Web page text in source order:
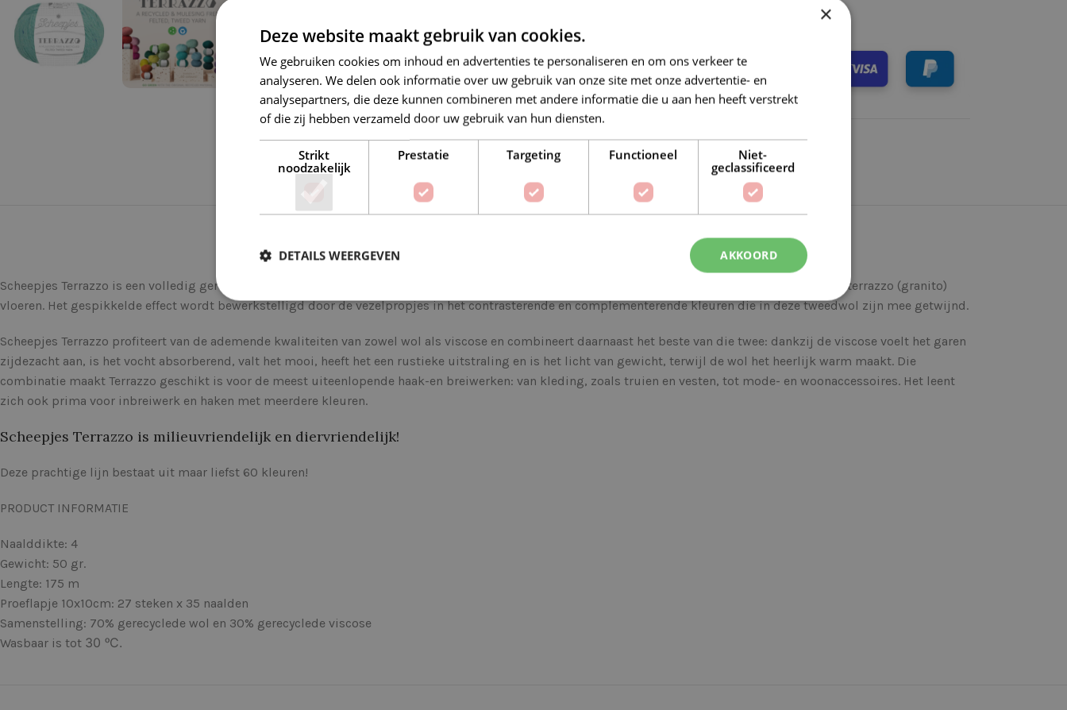
Op verlanglijstje Delen:
Scheepjes Terrazzo is een volledig gerecyclede wol-viscosemix met een luxe uitstraling en een subtiel gespikkeld kleureffect, dat doet denken aan terrazzo (granito)
vloeren. Het gespikkelde effect wordt bewerkstelligd door de vezelpropjes in het contrasterende en complementerende kleuren die in deze tweedwol zijn mee getwijnd.
Scheepjes Terrazzo profiteert van de ademende kwaliteiten van zowel wol als viscose en combineert daarnaast het beste van die twee: dankzij de viscose voelt het garen
zijdezacht aan, is het vocht absorberend, valt het mooi, heeft het een rustieke uitstraling en is het licht van gewicht, terwijl de wol het heerlijk warm maakt. Die
combinatie maakt Terrazzo geschikt is voor de meest uiteenlopende haak-en breiwerken: van kleding, zoals truien en vesten, tot mode- en woonaccessoires. Het leent
zich ook prima voor inbreiwerk en haken met meerdere kleuren.
Scheepjes Terrazzo is milieuvriendelijk en diervriendelijk!
Deze prachtige lijn bestaat uit maar liefst 60 kleuren!
PRODUCT INFORMATIE
Naalddikte: 4
Gewicht: 50 gr.
Lengte: 175 m
Proeflapje 10x10cm: 27 steken x 35 naalden
Samenstelling: 70% gerecyclede wol en 30% gerecyclede viscose
Wasbaar is tot 30 ᵒC.
×
Deze website maakt gebruik van cookies.
We gebruiken cookies om inhoud en advertenties te personaliseren en om ons verkeer te
analyseren. We delen ook informatie over uw gebruik van onze site met onze advertentie- en
analysepartners, die deze kunnen combineren met andere informatie die u aan hen heeft verstrekt
of die zij hebben verzameld door uw gebruik van hun diensten.
Strikt
noodzakelijk
Prestatie Targeting Functioneel
Niet-
geclassificeerd
AKKOORD
DETAILS WEERGEVEN